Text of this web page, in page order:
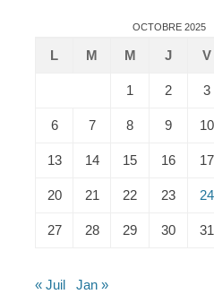
OCTOBRE 2025
L M M J V
1 2 3
6 7 8 9 10
13 14 15 16 17
20 21 22 23 24
27 28 29 30 31
« Juil Jan »